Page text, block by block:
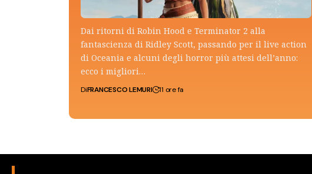
Dai ritorni di Robin Hood e Terminator 2 alla
fantascienza di Ridley Scott, passando per il live action
di Oceania e alcuni degli horror più attesi dell’anno:
ecco i migliori…
DiFRANCESCO LEMURI 11 ore fa